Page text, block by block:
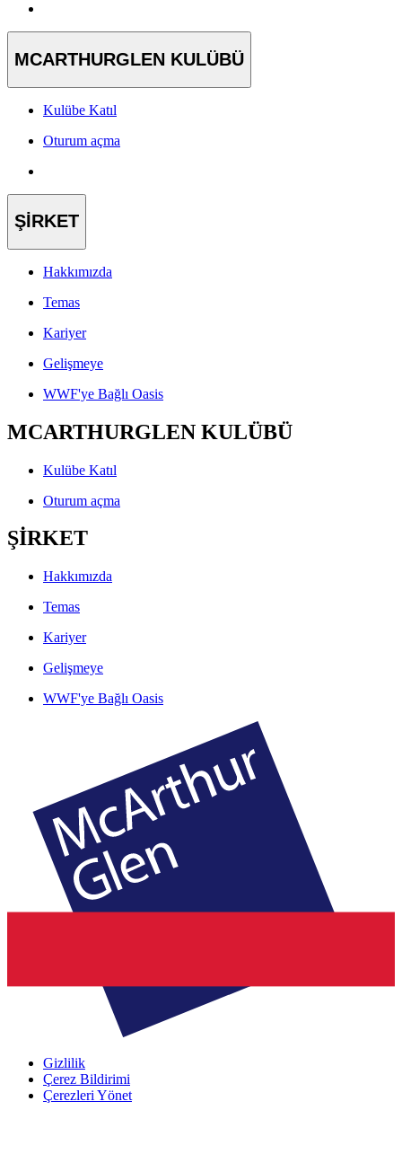
MCARTHURGLEN KULÜBÜ
Kulübe Katıl
Oturum açma
ŞİRKET
Hakkımızda
Temas
Kariyer
Gelişmeye
WWF'ye Bağlı Oasis
MCARTHURGLEN KULÜBÜ
Kulübe Katıl
Oturum açma
ŞİRKET
Hakkımızda
Temas
Kariyer
Gelişmeye
WWF'ye Bağlı Oasis
Gizlilik
Çerez Bildirimi
Çerezleri Yönet